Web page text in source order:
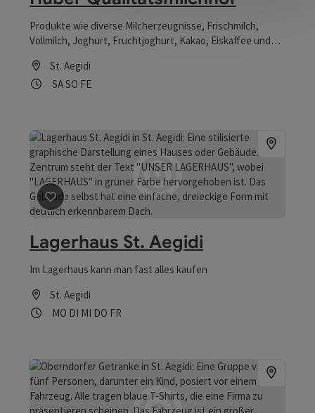
Produkte wie diverse Milcherzeugnisse, Frischmilch,
Vollmilch, Joghurt, Fruchtjoghurt, Kakao, Eiskaffee und
Richtung Waldkirchen, nach 2 km links nach Innerleiten
St. Aegidi
Öffnungszeiten
SASamstag geöffnet
SO Sonntag geöffnet
FEFeiertag geöffnet
Beitrag merken : Lagerhaus St. Aegidi
Lagerhaus St. Aegidi
Im Lagerhaus kann man fast alles kaufen
St. Aegidi
Öffnungszeiten
MO Montag geöffnet
DI Dienstag geöffnet
MI Mittwoch geöffnet
DO Donnerstag geöffnet
FRFreitag geöffnet